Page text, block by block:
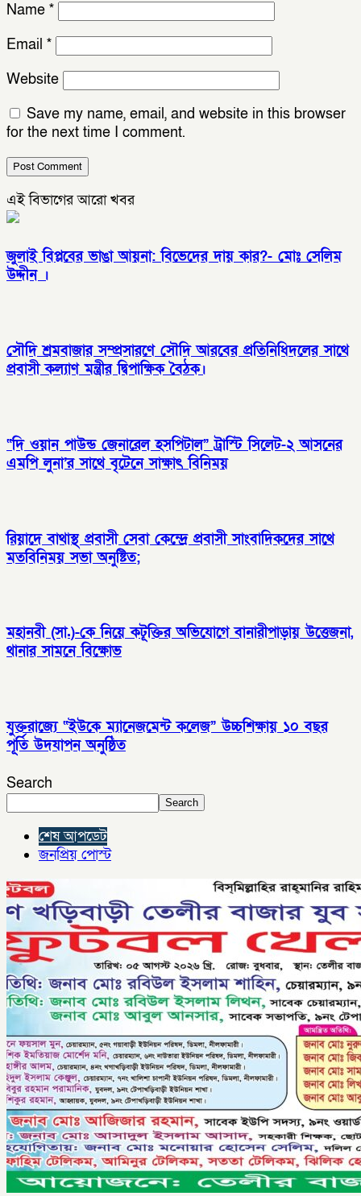
Name *
Email *
Website
Save my name, email, and website in this browser
for the next time I comment.
এই বিভাগের আরো খবর
জুলাই বিপ্লবের ভাঙা আয়না: বিভেদের দায় কার?- মোঃ সেলিম
উদ্দীন ।
সৌদি শ্রমবাজার সম্প্রসারণে সৌদি আরবের প্রতিনিধিদলের সাথে
প্রবাসী কল্যাণ মন্ত্রীর দ্বিপাক্ষিক বৈঠক।
“দি ওয়ান পাউন্ড জেনারেল হসপিটাল” ট্রাস্টি সিলেট-২ আসনের
এমপি লুনা’র সা‌থে বৃটেনে সাক্ষাৎ বিনিময়
রিয়াদে বাথাস্থ প্রবাসী সেবা কেন্দ্রে প্রবাসী সাংবাদিকদের সাথে
মতবিনিময় সভা অনুষ্টিত;
মহানবী (সা.)-কে নিয়ে কটূক্তির অভিযোগে বানারীপাড়ায় উত্তেজনা,
থানার সামনে বিক্ষোভ
যুক্তরাজ্যে “ইউকে ম্যানেজমেন্ট কলেজ” উচ্চশিক্ষায় ১০ বছর
পূর্তি উদযাপন অনুষ্ঠিত
Search
Search
শেষ আপডেট
জনপ্রিয় পোস্ট